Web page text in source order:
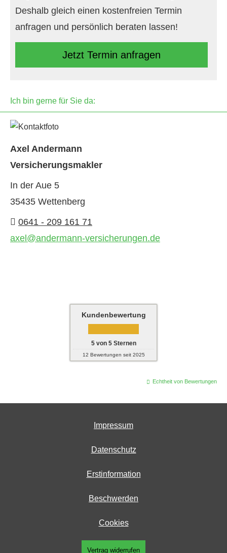
Deshalb gleich einen kostenfreien Termin
anfragen und persönlich beraten lassen!
Jetzt Termin anfragen
Ich bin gerne für Sie da:
Axel Andermann
Ver­sicherungs­makler
In der Aue 5
35435 Wettenberg
0641 - 209 161 71
axel@andermann-versicherungen.de
Kundenbewertung
5von 5Sternen
12 Bewertungen seit 2025
Echtheit von Bewertungen
Impressum
Datenschutz
Erstinformation
Beschwerden
Cookies
Vertrag widerrufen